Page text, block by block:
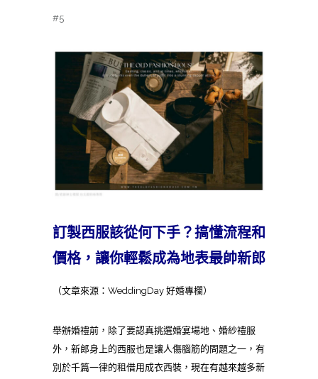
#5
訂製西服該從何下手？搞懂流程和
價格，讓你輕鬆成為地表最帥新郎
（文章來源：WeddingDay 好婚專欄）
舉辦婚禮前，除了要認真挑選婚宴場地、婚紗禮服
外，新郎身上的西服也是讓人傷腦筋的問題之一，有
別於千篇一律的租借用成衣西裝，現在有越來越多新